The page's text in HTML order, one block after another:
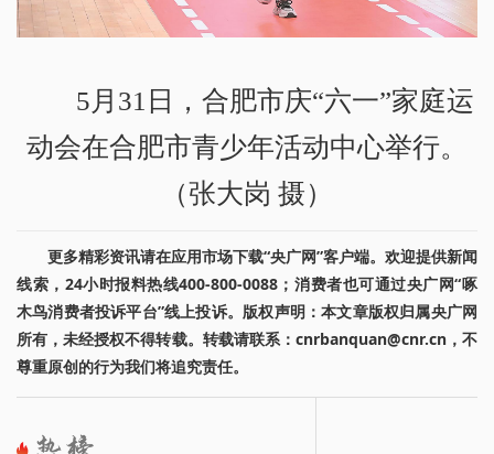
5月31日，合肥市庆“六一”家庭运
动会在合肥市青少年活动中心举行。
（张大岗 摄）
更多精彩资讯请在应用市场下载“央广网”客户端。欢迎提供新闻
线索，24小时报料热线400-800-0088；消费者也可通过央广网“啄
木鸟消费者投诉平台”线上投诉。版权声明：本文章版权归属央广网
所有，未经授权不得转载。转载请联系：cnrbanquan@cnr.cn，不
尊重原创的行为我们将追究责任。